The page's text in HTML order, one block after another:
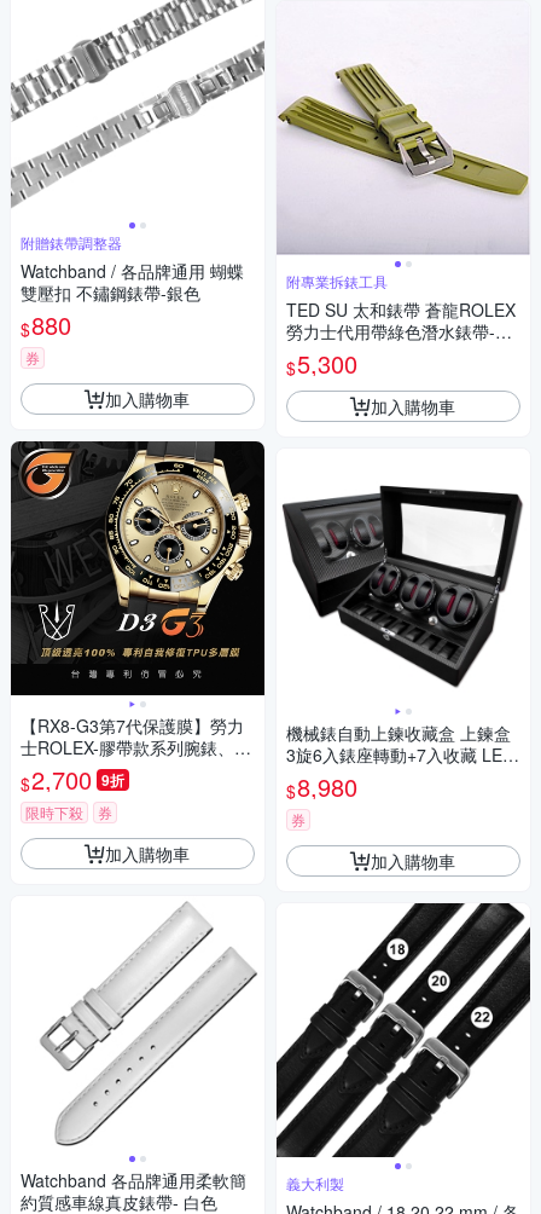
附贈錶帶調整器
Watchband / 各品牌通用 蝴蝶
雙壓扣 不鏽鋼錶帶-銀色
$880
券
加入購物車
【RX8-G3第7代保護膜】勞力
士ROLEX-膠帶款系列腕錶、手
錶貼膜(不含手錶)
$2,700 9折
限時下殺 券
加入購物車
Watchband 各品牌通用柔軟簡
約質感車線真皮錶帶- 白色
附專業拆錶工具
TED SU 太和錶帶 蒼龍ROLEX
勞力士代用帶綠色潛水錶帶-20*
18mm
$5,300
加入購物車
機械錶自動上鍊收藏盒 上鍊盒
3旋6入錶座轉動+7入收藏 LED
燈 高質感碳纖維-黑色
$8,980
券
加入購物車
義大利製